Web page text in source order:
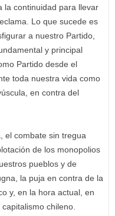
la continuidad para llevar
Lo que sucede es
a nuestro Partido,
y principal
Partido desde el
toda nuestra vida como
en contra del
el combate sin tregua
de los monopolios
pueblos y de
la puja en contra de la
y, en la hora actual, en
chileno.